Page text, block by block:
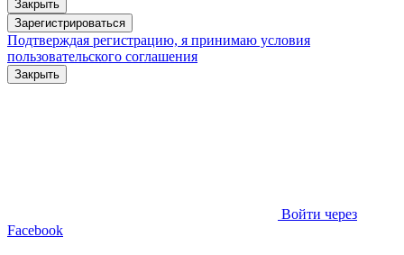
Закрыть
Зарегистрироваться
Подтверждая регистрацию, я принимаю условия
пользовательского соглашения
Закрыть
Войти через
Facebook